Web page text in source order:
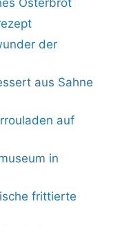
der
aus Sahne
auf
in
frittierte